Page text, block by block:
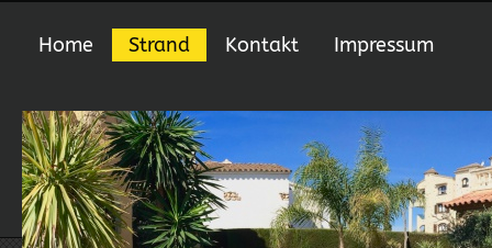
Home Strand Kontakt Impressum